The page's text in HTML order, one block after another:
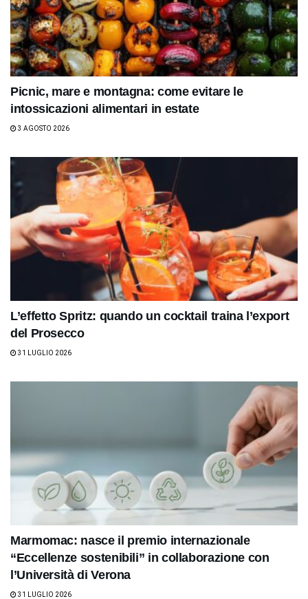
Picnic, mare e montagna: come evitare le
intossicazioni alimentari in estate
3 AGOSTO 2026
L’effetto Spritz: quando un cocktail traina l’export
del Prosecco
31 LUGLIO 2026
Marmomac: nasce il premio internazionale
“Eccellenze sostenibili” in collaborazione con
l’Università di Verona
31 LUGLIO 2026